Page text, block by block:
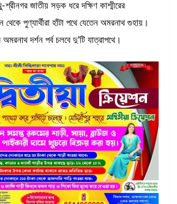
শ্রীনগর জাতীয় সড়ক ধরে দক্ষিণ কাশ্মীরের
থেকে পুণ্যার্থীরা হাঁটা পথে যেতেন অমরনাথ গুহায়।
দর্শন পর্ব চলবে দু’টি যাত্রাপথে।